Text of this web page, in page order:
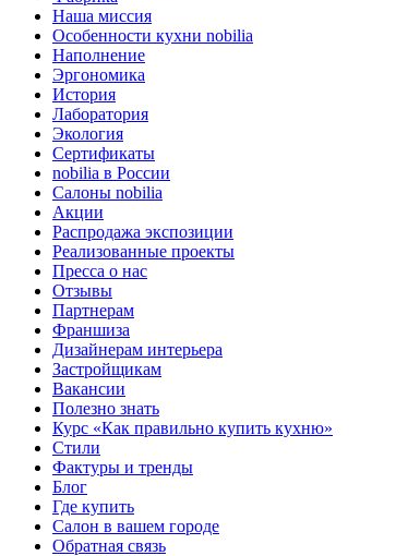
Наша миссия
Особенности кухни nobilia
Наполнение
Эргономика
История
Лаборатория
Экология
Сертификаты
nobilia в России
Салоны nobilia
Акции
Распродажа экспозиции
Реализованные проекты
Пресса о нас
Отзывы
Партнерам
Франшиза
Дизайнерам интерьера
Застройщикам
Вакансии
Полезно знать
Курс «Как правильно купить кухню»
Cтили
Фактуры и тренды
Блог
Где купить
Салон в вашем городе
Обратная связь